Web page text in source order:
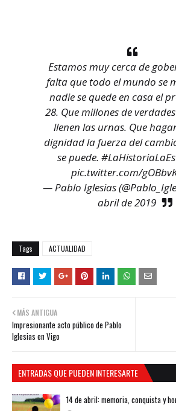
Estamos muy cerca de
falta que todo el mundo se
nadie se quede en casa el
28. Que millones de
llenen las urnas. Que
dignidad la fuerza del
se puede.
pic.twitter.com/
— Pablo Iglesias
abril de 2019
Tags ACTUALIDAD
MÁS ANTIGUA
Impresionante acto público de Pablo
Iglesias en Vigo
ENTRADAS QUE PUEDEN INTERESARTE
14 de abril: memoria, conquista y